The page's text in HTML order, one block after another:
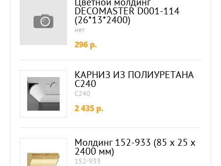
DECOMASTER D001-114
(26*13*2400)
нет
296 p.
КАРНИЗ ИЗ ПОЛИУРЕТАНА
C240
C240
2 435 p.
Молдинг 152-933 (85 х 25 х
2400 мм)
152-933